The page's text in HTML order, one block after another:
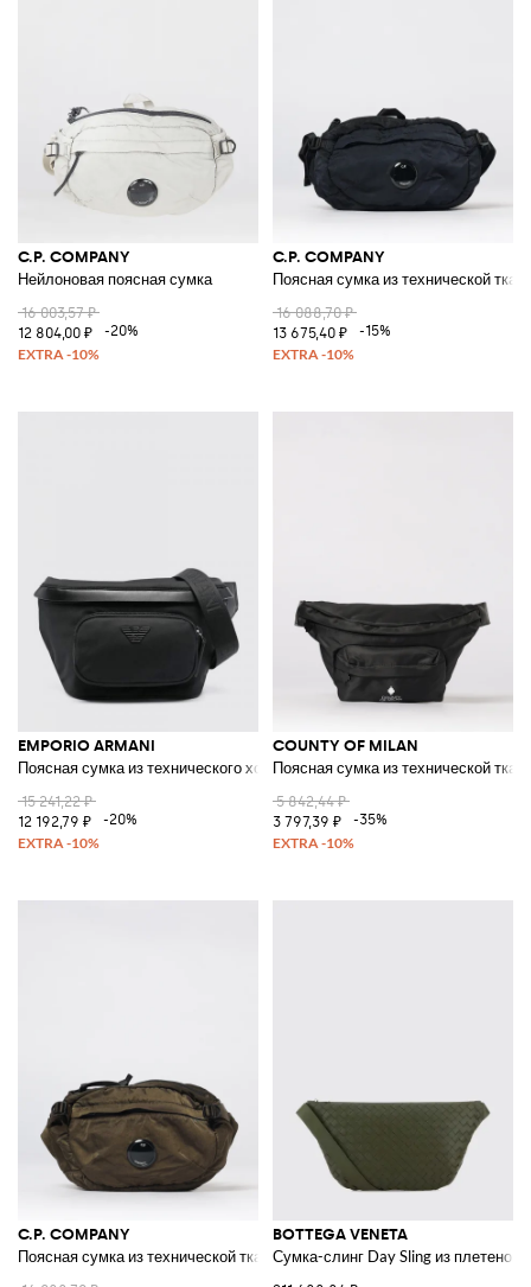
C.P. COMPANY
Нейлоновая поясная сумка
16 003,57 ₽
12 804,00 ₽
-20%
C.P. COMPANY
Поясная сумка из технической
16 088,70 ₽
13 675,40 ₽
-15%
EMPORIO ARMANI
Поясная сумка из технического холста
15 241,22 ₽
12 192,79 ₽
-20%
COUNTY OF MILAN
Поясная сумка из технической
5 842,44 ₽
3 797,39 ₽
-35%
C.P. COMPANY
Поясная сумка из технической ткани
BOTTEGA VENETA
Сумка-слинг Day Sling из плетеной